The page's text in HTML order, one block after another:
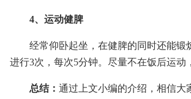
4、运动健脾
经常仰卧起坐，在健脾的同时还能锻
进行3次，每次5分钟。尽量不在饭后运动
总结： 通过上文小编的介绍，相信大